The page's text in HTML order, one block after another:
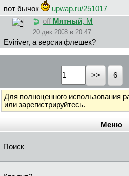
вот бычок
upwap.ru/251017
off Мятный, М
20 дек 2008 в 20:47
Eviriver, а версии флешек?
6
Для полноценного использования
или зарегистрируйтесь.
Меню
Поиск